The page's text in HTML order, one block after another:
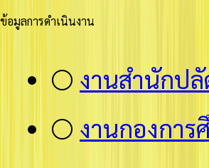
ข้อมูลการดำเนินงาน
⚪ งานสำนักปลั
⚪ งานกองการ